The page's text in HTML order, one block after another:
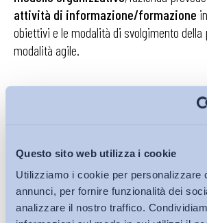
Questo sito web utilizza i cookie
Utilizziamo i cookie per personalizzare
annunci, per fornire funzionalità dei
analizzare il nostro traffico.
attività di informazione/formazione
obiettivi e le modalità di svolgimento della
modalità agile.
In linea con le disposizioni di legge che
dall’accordo individuale di Smart
dell’azienda che del dipendentee le
altresì nell’identificare quale giustificato
senza preavviso, da parte della Società,